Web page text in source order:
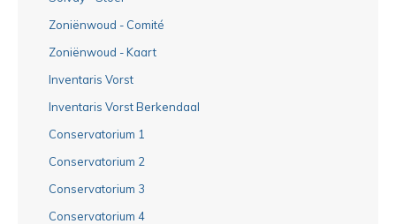
Zoniënwoud - Comité
Zoniënwoud - Kaart
Inventaris Vorst
Inventaris Vorst Berkendaal
Conservatorium 1
Conservatorium 2
Conservatorium 3
Conservatorium 4